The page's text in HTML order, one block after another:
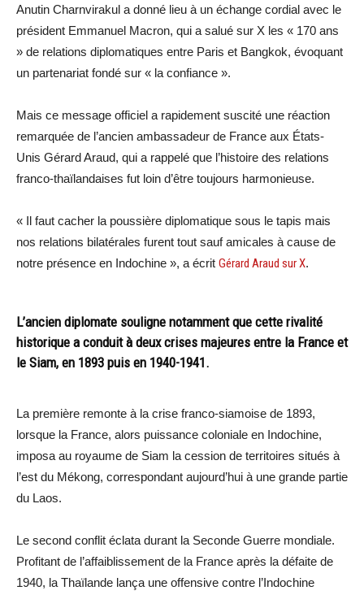
Anutin Charnvirakul a donné lieu à un échange cordial avec le
président Emmanuel Macron, qui a salué sur X les « 170 ans
» de relations diplomatiques entre Paris et Bangkok, évoquant
un partenariat fondé sur « la confiance ».
Mais ce message officiel a rapidement suscité une réaction
remarquée de l’ancien ambassadeur de France aux États-
Unis Gérard Araud, qui a rappelé que l’histoire des relations
franco-thaïlandaises fut loin d’être toujours harmonieuse.
« Il faut cacher la poussière diplomatique sous le tapis mais
nos relations bilatérales furent tout sauf amicales à cause de
notre présence en Indochine », a écrit Gérard Araud sur X.
L’ancien diplomate souligne notamment que cette rivalité
historique a conduit à deux crises majeures entre la France et
le Siam, en 1893 puis en 1940-1941.
La première remonte à la crise franco-siamoise de 1893,
lorsque la France, alors puissance coloniale en Indochine,
imposa au royaume de Siam la cession de territoires situés à
l’est du Mékong, correspondant aujourd’hui à une grande partie
du Laos.
Le second conflit éclata durant la Seconde Guerre mondiale.
Profitant de l’affaiblissement de la France après la défaite de
1940, la Thaïlande lança une offensive contre l’Indochine